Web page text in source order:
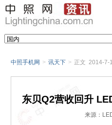
中照手机网 > 讯天下 > 正文 2014-7-
东贝Q2营收回升
来源：